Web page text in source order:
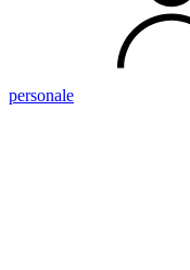
personale